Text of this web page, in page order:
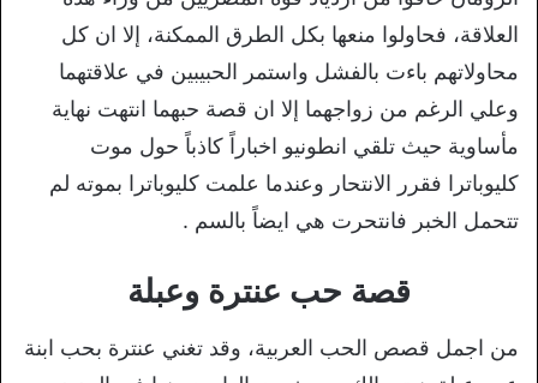
العلاقة، فحاولوا منعها بكل الطرق الممكنة، إلا ان كل
محاولاتهم باءت بالفشل واستمر الحبيبين في علاقتهما
وعلي الرغم من زواجهما إلا ان قصة حبهما انتهت نهاية
مأساوية حيث تلقي انطونيو اخباراً كاذباً حول موت
كليوباترا فقرر الانتحار وعندما علمت كليوباترا بموته لم
تتحمل الخبر فانتحرت هي ايضاً بالسم .
قصة حب عنترة وعبلة
من اجمل قصص الحب العربية، وقد تغني عنترة بحب ابنة